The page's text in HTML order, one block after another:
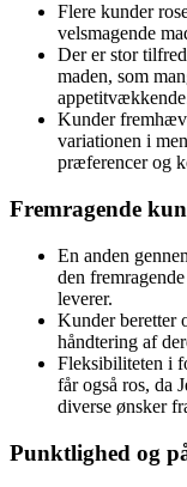
Flere kunder
velsmagende
Der er stor
maden, som
Kunder
variationen i
præferencer og
Fremragende
En anden
den
leverer.
Kunder beretter
håndtering af
Fleksibiliteten i
får også ros, da
diverse ønsker
Punktlighed og